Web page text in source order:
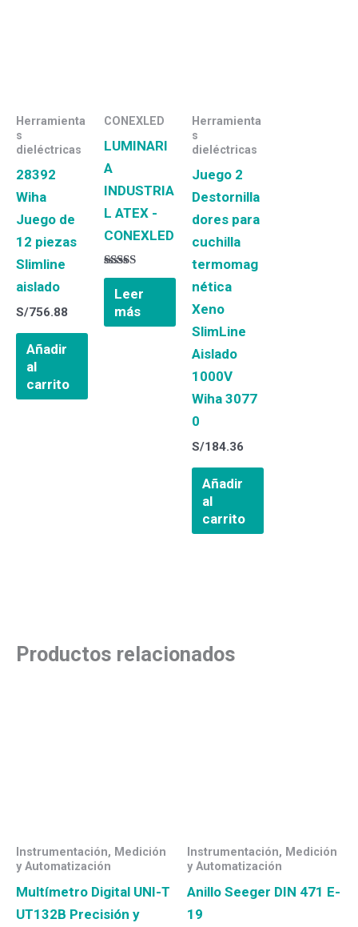
Herramienta
s
dieléctricas
28392
Wiha
Juego de
12 piezas
Slimline
aislado
S/756.88
Añadir
al
carrito
CONEXLED
LUMINARI
A
INDUSTRIA
L ATEX -
CONEXLED
Valorado
con
5.00
de 5
Leer
más
Herramienta
s
dieléctricas
Juego 2
Destornilla
dores para
cuchilla
termomag
nética
Xeno
SlimLine
Aislado
1000V
Wiha 3077
0
S/184.36
Añadir
al
carrito
Productos relacionados
Instrumentación, Medición
y Automatización
Multímetro Digital UNI-T
UT132B Precisión y
Instrumentación, Medición
y Automatización
Anillo Seeger DIN 471 E-
19